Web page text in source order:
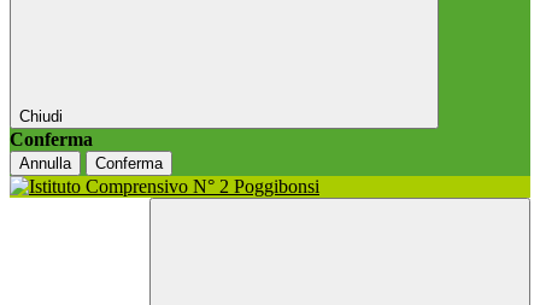
Chiudi
Conferma
Annulla Conferma